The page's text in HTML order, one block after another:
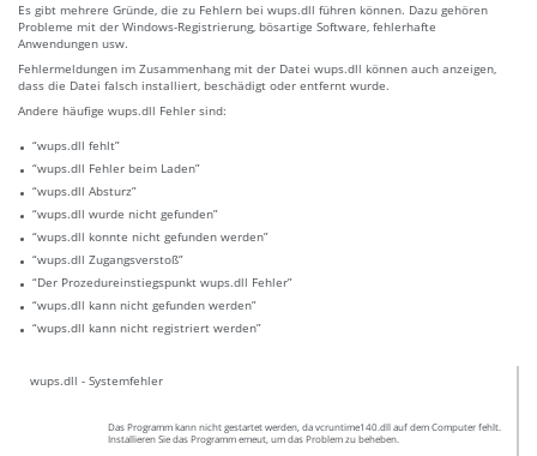
Es gibt mehrere Gründe, die zu Fehlern bei wups.dll führen können. Dazu gehören
Probleme mit der Windows-Registrierung, bösartige Software, fehlerhafte
Anwendungen usw.
Fehlermeldungen im Zusammenhang mit der Datei wups.dll können auch anzeigen,
dass die Datei falsch installiert, beschädigt oder entfernt wurde.
Andere häufige wups.dll Fehler sind:
“wups.dll fehlt”
“wups.dll Fehler beim Laden”
“wups.dll Absturz”
“wups.dll wurde nicht gefunden”
“wups.dll konnte nicht gefunden werden”
“wups.dll Zugangsverstoß”
“Der Prozedureinstiegspunkt wups.dll Fehler”
“wups.dll kann nicht gefunden werden”
“wups.dll kann nicht registriert werden”
wups.dll - Systemfehler
Das Programm kann nicht gestartet werden, da vcruntime140.dll auf dem Computer fehlt.
Installieren Sie das Programm emeut, um das Problem zu beheben.